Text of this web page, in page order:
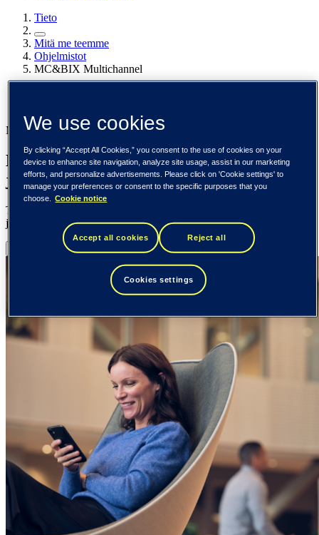
Tieto
Mitä me teemme
Ohjelmistot
MC&BIX Multichannel
Multichannel & Business Information Exchange
Multichannel - laskujen ja asiakirjojen
jakelu
Tehosta laskujen ja asiakirjojen jakelua monikanavaisella alustalla,
joka toimittaa viestit automaattisesti asiakkaan haluamaan kanavaan.
We use cookies
By clicking “Accept All Cookies,” you consent to the use of cookies on your
device to enhance site navigation, analyze site usage, assist in our marketing
efforts, and personalize advertisements. Please click on 'Cookie settings' to
manage your preferences or consent to the specific purposes that you
choose.
Cookie notice
Accept all cookies Reject all
Cookies settings